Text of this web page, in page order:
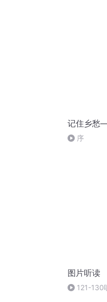
记住乡愁
序
图片听读
121-130